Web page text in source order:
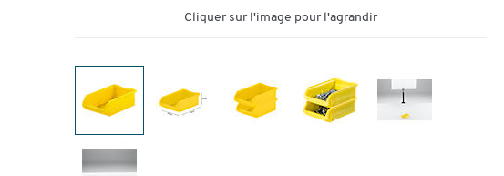
Cliquer sur l'image pour l'agrandir